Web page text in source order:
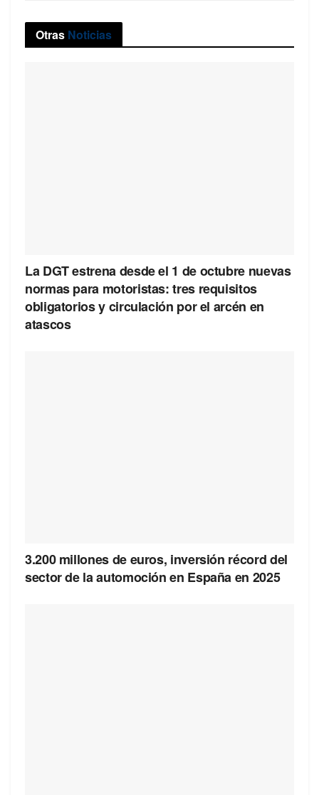
Otras Noticias
La DGT estrena desde el 1 de octubre nuevas
normas para motoristas: tres requisitos
obligatorios y circulación por el arcén en
atascos
3.200 millones de euros, inversión récord del
sector de la automoción en España en 2025